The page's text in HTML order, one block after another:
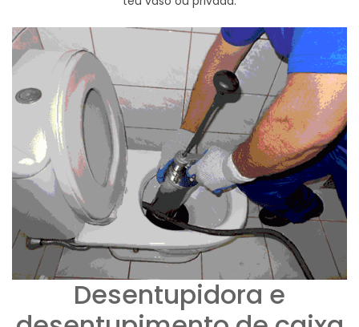
Desentupidora e